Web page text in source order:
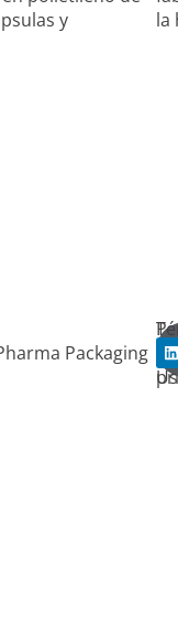
y
la
Packaging
de
de
L
i
n